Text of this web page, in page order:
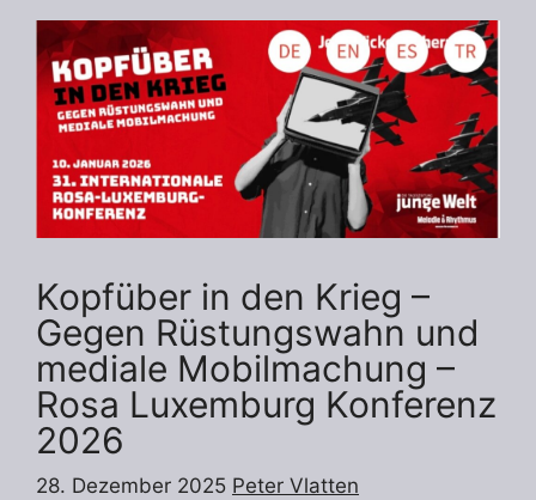
Kopfüber in den Krieg –
Gegen Rüstungswahn und
mediale Mobilmachung –
Rosa Luxemburg Konferenz
2026
28. Dezember 2025 Peter Vlatten